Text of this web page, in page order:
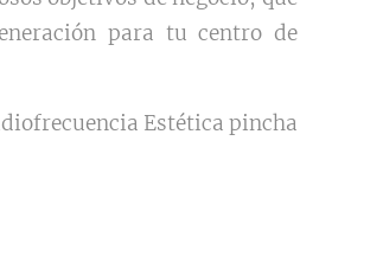
para tu centro de
Estética pincha